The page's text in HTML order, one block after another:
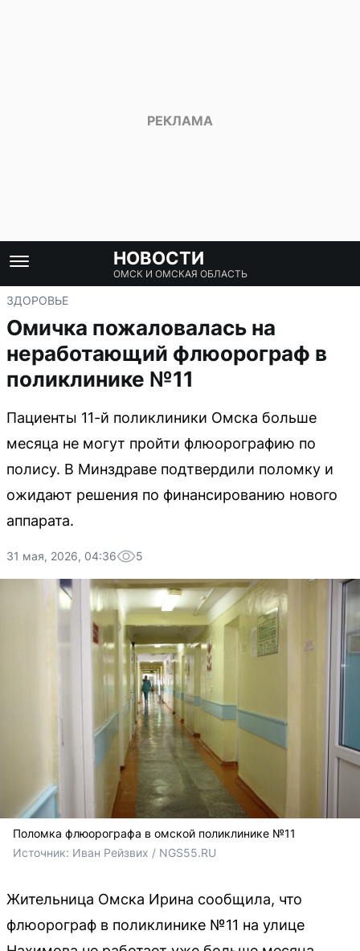
НОВОСТИ
ОМСК И ОМСКАЯ ОБЛАСТЬ
ЗДОРОВЬЕ
Омичка пожаловалась на
неработающий флюорограф в
поликлинике №11
Пациенты 11-й поликлиники Омска больше
месяца не могут пройти флюорографию по
полису. В Минздраве подтвердили поломку и
ожидают решения по финансированию нового
аппарата.
31 мая, 2026, 04:36 5
Поломка флюорографа в омской поликлинике №11
Источник: Иван Рейзвих / NGS55.RU
Жительница Омска Ирина сообщила, что
флюорограф в поликлинике №11 на улице